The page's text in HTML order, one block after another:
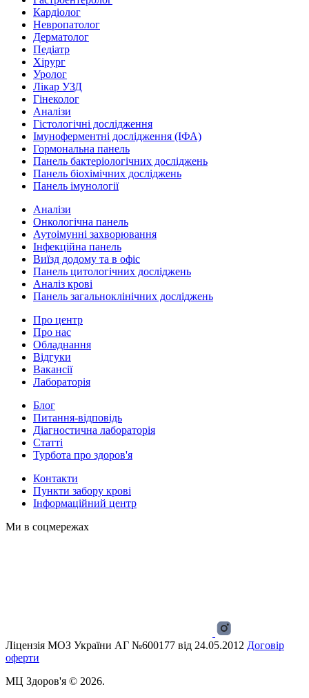
Кардіолог
Невропатолог
Дерматолог
Педіатр
Хірург
Уролог
Лікар УЗД
Гінеколог
Аналізи
Гістологічні дослідження
Імуноферментні дослідження (ІФА)
Гормональна панель
Панель бактеріологічних досліджень
Панель біохімічних досліджень
Панель імунології
Аналізи
Онкологічна панель
Аутоімунні захворювання
Інфекційна панель
Виїзд додому та в офіс
Панель цитологічних досліджень
Аналіз крові
Панель загальноклінічних досліджень
Про центр
Про нас
Обладнання
Відгуки
Вакансії
Лабораторія
Блог
Питання-відповідь
Діагностична лабораторія
Статті
Турбота про здоров'я
Контакти
Пункти забору крові
Інформаційний центр
Ми в соцмережах
Ліцензія МОЗ України АГ №600177 від 24.05.2012 Договір
оферти
МЦ Здоров'я © 2026.